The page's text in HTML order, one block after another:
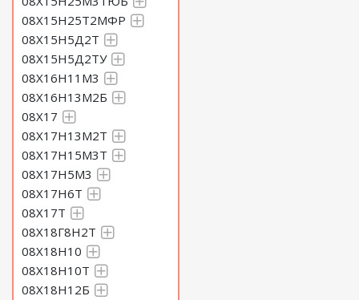
08Х15Н25Т2МФР
08Х15Н5Д2Т
08Х15Н5Д2ТУ
08Х16Н11М3
08Х16Н13М2Б
08Х17
08Х17Н13М2Т
08Х17Н15М3Т
08Х17Н5М3
08Х17Н6Т
08Х17Т
08Х18Г8Н2Т
08Х18Н10
08Х18Н10Т
08Х18Н12Б